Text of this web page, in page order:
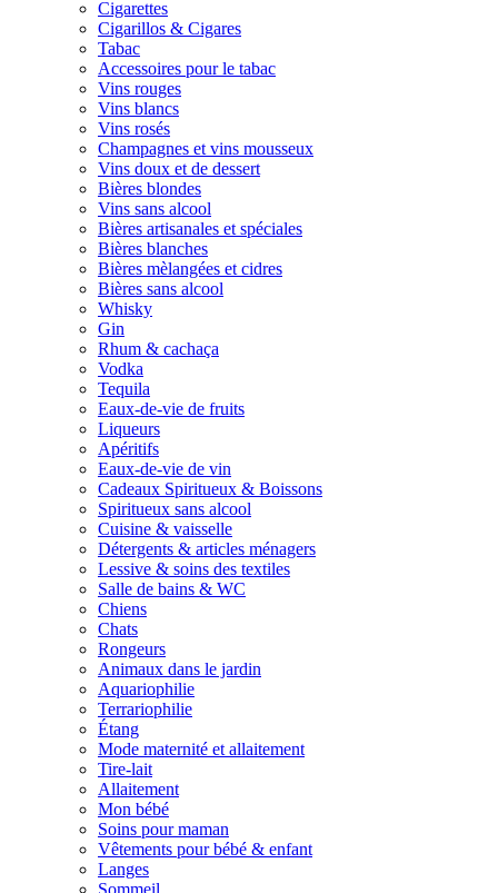
Cigarettes
Cigarillos & Cigares
Tabac
Accessoires pour le tabac
Vins rouges
Vins blancs
Vins rosés
Champagnes et vins mousseux
Vins doux et de dessert
Bières blondes
Vins sans alcool
Bières artisanales et spéciales
Bières blanches
Bières mèlangées et cidres
Bières sans alcool
Whisky
Gin
Rhum & cachaça
Vodka
Tequila
Eaux-de-vie de fruits
Liqueurs
Apéritifs
Eaux-de-vie de vin
Cadeaux Spiritueux & Boissons
Spiritueux sans alcool
Cuisine & vaisselle
Détergents & articles ménagers
Lessive & soins des textiles
Salle de bains & WC
Chiens
Chats
Rongeurs
Animaux dans le jardin
Aquariophilie
Terrariophilie
Étang
Mode maternité et allaitement
Tire-lait
Allaitement
Mon bébé
Soins pour maman
Vêtements pour bébé & enfant
Langes
Sommeil